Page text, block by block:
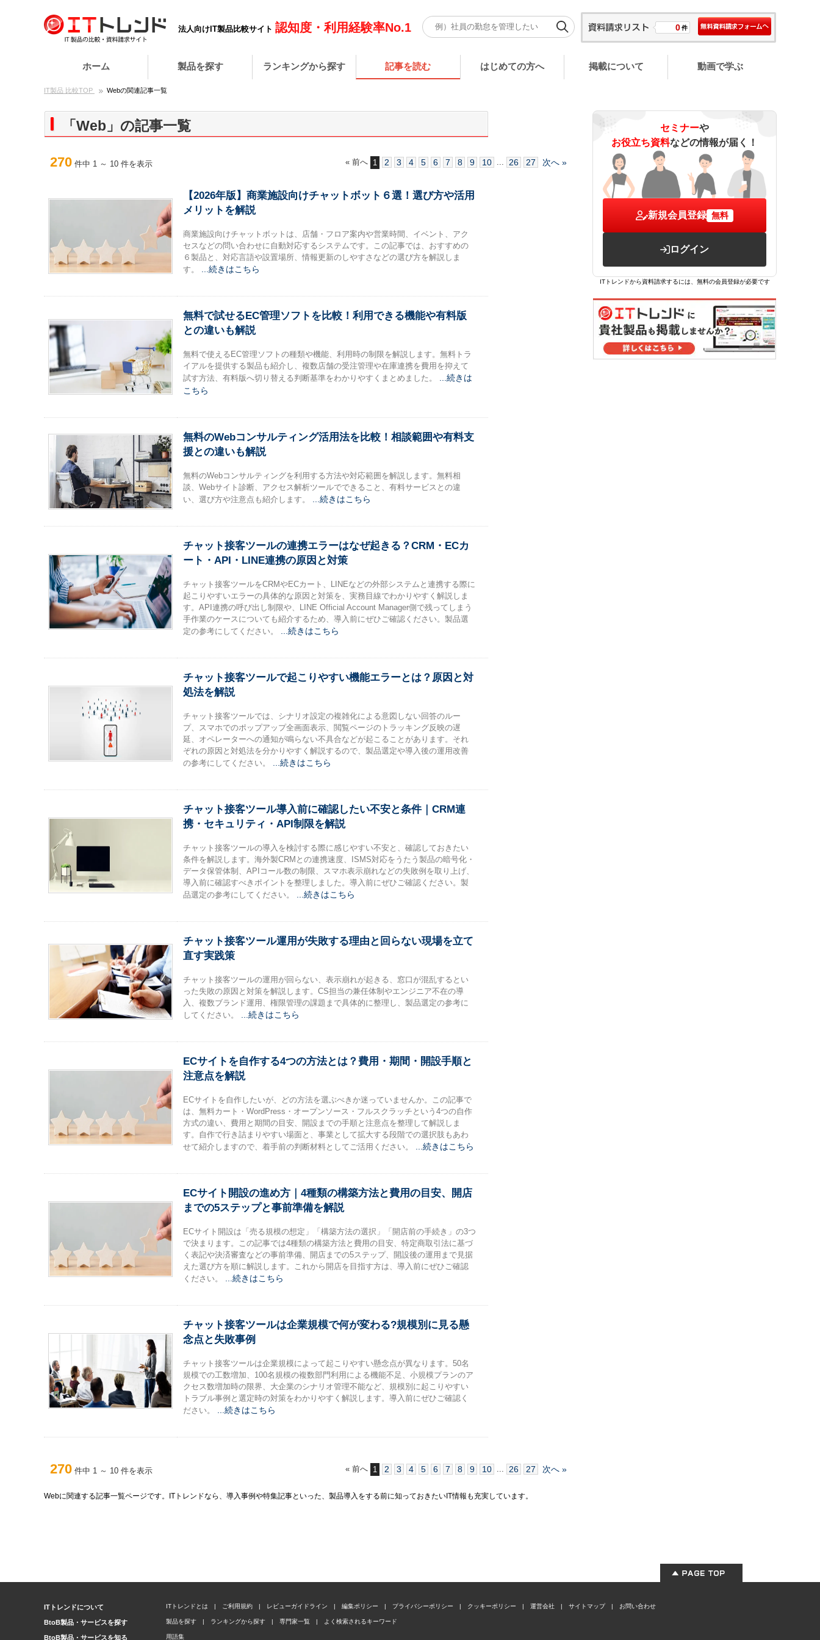
法人向けIT製品比較サイト 認知度・利用経験率No.1 0件
ホーム 製品を探す ランキングから探す 記事を読む はじめての方へ 掲載について 動画で学ぶ
IT製品 比較TOP Webの関連記事一覧
「Web」の記事一覧
270 件中 1 ～ 10 件を表示 « 前へ 1 2 3 4 5 6 7 8 9 10 ... 26 27 次へ »
【2026年版】商業施設向けチャットボット６選！選び方や活用
メリットを解説
商業施設向けチャットボットは、店舗・フロア案内や営業時間、イベント、アク
セスなどの問い合わせに自動対応するシステムです。この記事では、おすすめの
６製品と、対応言語や設置場所、情報更新のしやすさなどの選び方を解説しま
す。
...続きはこちら
無料で試せるEC管理ソフトを比較！利用できる機能や有料版
との違いも解説
無料で使えるEC管理ソフトの種類や機能、利用時の制限を解説します。無料トラ
イアルを提供する製品も紹介し、複数店舗の受注管理や在庫連携を費用を抑えて
試す方法、有料版へ切り替える判断基準をわかりやすくまとめました。
...続きは
こちら
無料のWebコンサルティング活用法を比較！相談範囲や有料支
援との違いも解説
無料のWebコンサルティングを利用する方法や対応範囲を解説します。無料相
談、Webサイト診断、アクセス解析ツールでできること、有料サービスとの違
い、選び方や注意点も紹介します。
...続きはこちら
チャット接客ツールの連携エラーはなぜ起きる？CRM・ECカ
ート・API・LINE連携の原因と対策
チャット接客ツールをCRMやECカート、LINEなどの外部システムと連携する際に
起こりやすいエラーの具体的な原因と対策を、実務目線でわかりやすく解説しま
す。API連携の呼び出し制限や、LINE Official Account Manager側で残ってしまう
手作業のケースについても紹介するため、導入前にぜひご確認ください。製品選
定の参考にしてください。
...続きはこちら
チャット接客ツールで起こりやすい機能エラーとは？原因と対
処法を解説
チャット接客ツールでは、シナリオ設定の複雑化による意図しない回答のルー
プ、スマホでのポップアップ全画面表示、閲覧ページのトラッキング反映の遅
延、オペレーターへの通知が鳴らない不具合などが起こることがあります。それ
ぞれの原因と対処法を分かりやすく解説するので、製品選定や導入後の運用改善
の参考にしてください。
...続きはこちら
チャット接客ツール導入前に確認したい不安と条件｜CRM連
携・セキュリティ・API制限を解説
チャット接客ツールの導入を検討する際に感じやすい不安と、確認しておきたい
条件を解説します。海外製CRMとの連携速度、ISMS対応をうたう製品の暗号化・
データ保管体制、APIコール数の制限、スマホ表示崩れなどの失敗例を取り上げ、
導入前に確認すべきポイントを整理しました。導入前にぜひご確認ください。製
品選定の参考にしてください。
...続きはこちら
チャット接客ツール運用が失敗する理由と回らない現場を立て
直す実践策
チャット接客ツールの運用が回らない、表示崩れが起きる、窓口が混乱するとい
った失敗の原因と対策を解説します。CS担当の兼任体制やエンジニア不在の導
入、複数ブランド運用、権限管理の課題まで具体的に整理し、製品選定の参考に
してください。
...続きはこちら
ECサイトを自作する4つの方法とは？費用・期間・開設手順と
注意点を解説
ECサイトを自作したいが、どの方法を選ぶべきか迷っていませんか。この記事で
は、無料カート・WordPress・オープンソース・フルスクラッチという4つの自作
方式の違い、費用と期間の目安、開設までの手順と注意点を整理して解説しま
す。自作で行き詰まりやすい場面と、事業として拡大する段階での選択肢もあわ
せて紹介しますので、着手前の判断材料としてご活用ください。
...続きはこちら
ECサイト開設の進め方｜4種類の構築方法と費用の目安、開店
までの5ステップと事前準備を解説
ECサイト開設は「売る規模の想定」「構築方法の選択」「開店前の手続き」の3つ
で決まります。この記事では4種類の構築方法と費用の目安、特定商取引法に基づ
く表記や決済審査などの事前準備、開店までの5ステップ、開設後の運用まで見据
えた選び方を順に解説します。これから開店を目指す方は、導入前にぜひご確認
ください。
...続きはこちら
チャット接客ツールは企業規模で何が変わる?規模別に見る懸
念点と失敗事例
チャット接客ツールは企業規模によって起こりやすい懸念点が異なります。50名
規模での工数増加、100名規模の複数部門利用による機能不足、小規模プランのア
クセス数増加時の限界、大企業のシナリオ管理不能など、規模別に起こりやすい
トラブル事例と選定時の対策をわかりやすく解説します。導入前にぜひご確認く
ださい。
...続きはこちら
270 件中 1 ～ 10 件を表示 « 前へ 1 2 3 4 5 6 7 8 9 10 ... 26 27 次へ »
Webに関連する記事一覧ページです。ITトレンドなら、導入事例や特集記事といった、製品導入をする前に知っておきたいIT情報も充実しています。
セミナーや
お役立ち資料などの情報が届く！
新規会員登録 無料
ログイン
ITトレンドから資料請求するには、無料の会員登録が必要です
ITトレンドについて ITトレンドとは | ご利用規約 | レビューガイドライン | 編集ポリシー | プライバシーポリシー | クッキーポリシー | 運営会社 | サイトマップ | お問い合わせ
BtoB製品・サービスを探す 製品を探す | ランキングから探す | 専門家一覧 | よく検索されるキーワード
BtoB製品・サービスを知る 用語集